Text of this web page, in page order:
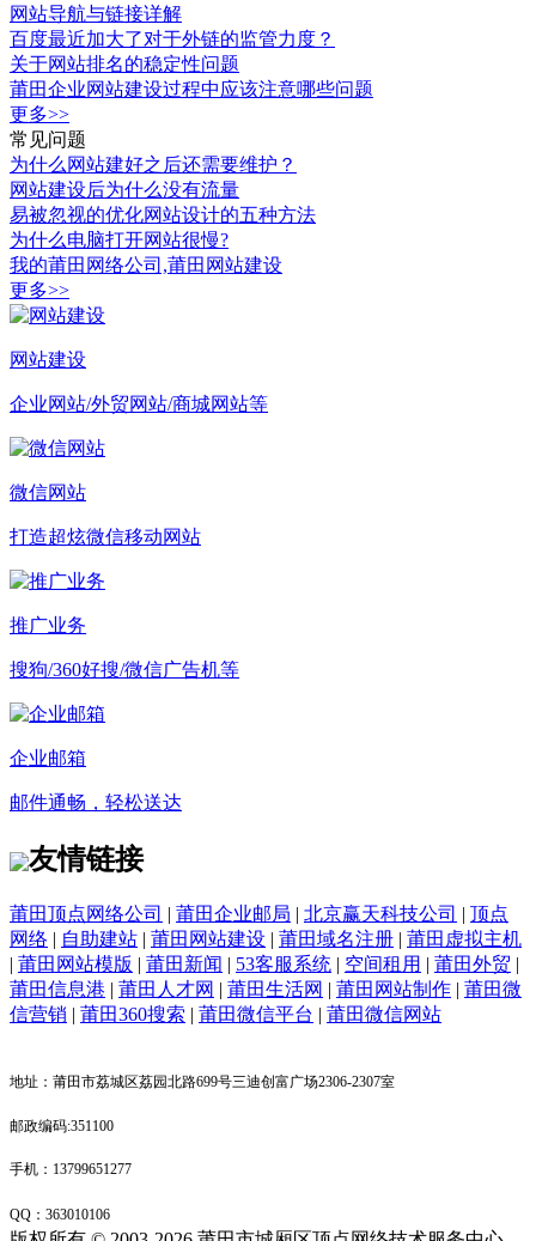
网站导航与链接详解
百度最近加大了对于外链的监管力度？
关于网站排名的稳定性问题
莆田企业网站建设过程中应该注意哪些问题
更多>>
常见问题
为什么网站建好之后还需要维护？
网站建设后为什么没有流量
易被忽视的优化网站设计的五种方法
为什么电脑打开网站很慢?
我的莆田网络公司,莆田网站建设
更多>>
网站建设
企业网站/外贸网站/商城网站等
微信网站
打造超炫微信移动网站
推广业务
搜狗/360好搜/微信广告机等
企业邮箱
邮件通畅，轻松送达
友情链接
莆田顶点网络公司 | 莆田企业邮局 | 北京赢天科技公司 | 顶点
网络 | 自助建站 | 莆田网站建设 | 莆田域名注册 | 莆田虚拟主机
| 莆田网站模版 | 莆田新闻 | 53客服系统 | 空间租用 | 莆田外贸 |
莆田信息港 | 莆田人才网 | 莆田生活网 | 莆田网站制作 | 莆田微
信营销 | 莆田360搜索 | 莆田微信平台 | 莆田微信网站
地址：莆田市荔城区荔园北路699号三迪创富广场2306-2307室
邮政编码:351100
手机：13799651277
QQ： 363010106